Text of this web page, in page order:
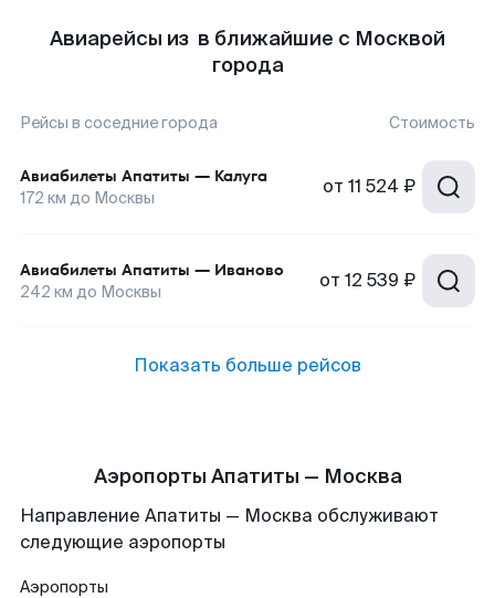
Авиарейсы из в ближайшие с Москвой
города
Рейсы в соседние города Стоимость
Авиабилеты Апатиты — Калуга
172 км до Москвы от 11 524 ₽
Авиабилеты Апатиты — Иваново
242 км до Москвы от 12 539 ₽
Показать больше рейсов
Аэропорты Апатиты — Москва
Направление Апатиты — Москва обслуживают
следующие аэропорты
Аэропорты